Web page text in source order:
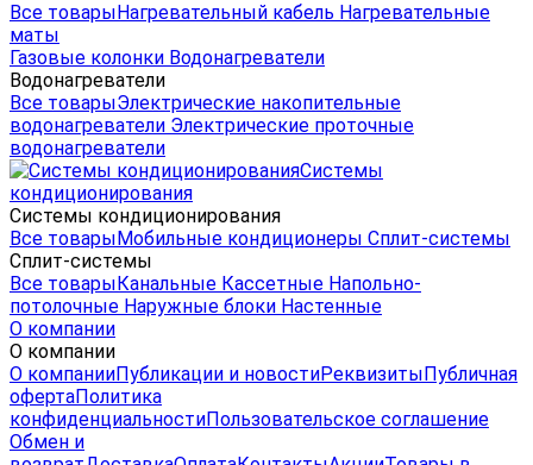
Все товарыНагревательный кабель Нагревательные
маты
Газовые колонки Водонагреватели
Водонагреватели
Все товарыЭлектрические накопительные
водонагреватели Электрические проточные
водонагреватели
Системы
кондиционирования
Системы кондиционирования
Все товарыМобильные кондиционеры Сплит-системы
Сплит-системы
Все товарыКанальные Кассетные Напольно-
потолочные Наружные блоки Настенные
О компании
О компании
О компанииПубликации и новостиРеквизитыПубличная
офертаПолитика
конфиденциальностиПользовательское соглашение
Обмен и